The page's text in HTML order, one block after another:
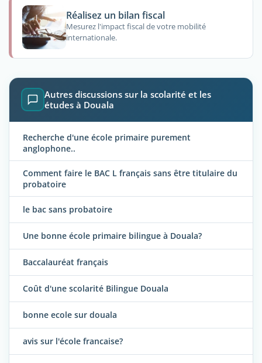
Réalisez un bilan fiscal
Mesurez l'impact fiscal de votre mobilité
internationale.
Autres discussions sur la scolarité et les
études à Douala
Recherche d'une école primaire purement
anglophone..
Comment faire le BAC L français sans être titulaire du
probatoire
le bac sans probatoire
Une bonne école primaire bilingue à Douala?
Baccalauréat français
Coût d'une scolarité Bilingue Douala
bonne ecole sur douala
avis sur l'école francaise?